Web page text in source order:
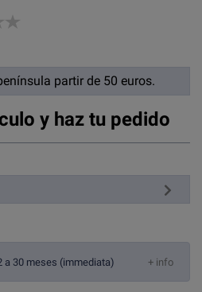
partir de 50 euros.
y haz tu pedido
a 30 meses (immediata) + info